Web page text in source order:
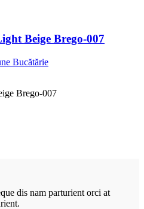
Beige Brego-007
Bucătărie
Brego-007
dis nam parturient orci at